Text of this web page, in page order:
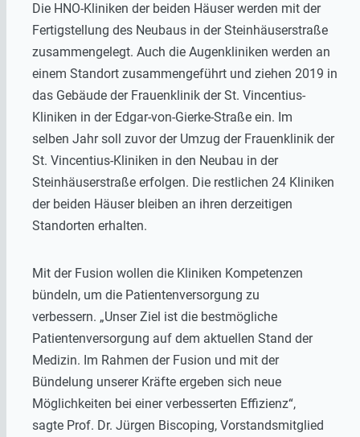
Die HNO-Kliniken der beiden Häuser werden mit der
Fertigstellung des Neubaus in der Steinhäuserstraße
zusammengelegt. Auch die Augenkliniken werden an
einem Standort zusammengeführt und ziehen 2019 in
das Gebäude der Frauenklinik der St. Vincentius-
Kliniken in der Edgar-von-Gierke-Straße ein. Im
selben Jahr soll zuvor der Umzug der Frauenklinik der
St. Vincentius-Kliniken in den Neubau in der
Steinhäuserstraße erfolgen. Die restlichen 24 Kliniken
der beiden Häuser bleiben an ihren derzeitigen
Standorten erhalten.
Mit der Fusion wollen die Kliniken Kompetenzen
bündeln, um die Patientenversorgung zu
verbessern. „Unser Ziel ist die bestmögliche
Patientenversorgung auf dem aktuellen Stand der
Medizin. Im Rahmen der Fusion und mit der
Bündelung unserer Kräfte ergeben sich neue
Möglichkeiten bei einer verbesserten Effizienz“,
sagte Prof. Dr. Jürgen Biscoping, Vorstandsmitglied